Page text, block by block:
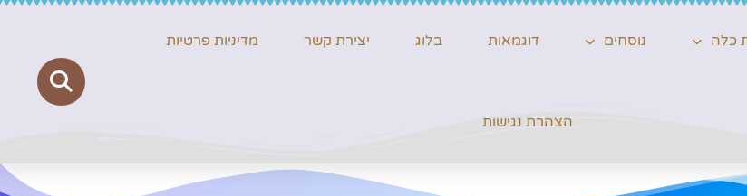
כלה נוסחים דוגמאות בלוג יצירת קשר מדיניות פרטיות
הצהרת נגישות